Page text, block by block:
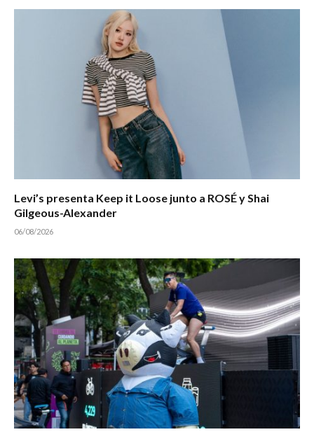
Levi’s presenta Keep it Loose junto a ROSÉ y Shai
Gilgeous-Alexander
06/08/2026